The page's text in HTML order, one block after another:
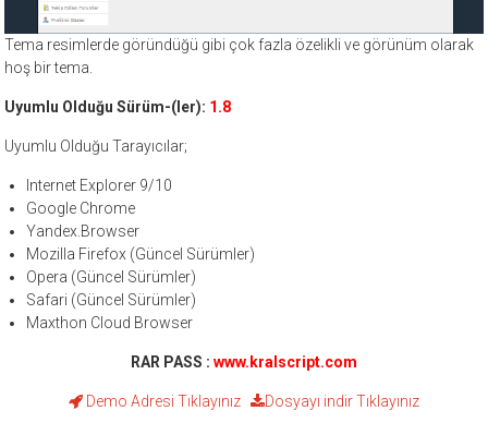
Tema resimlerde göründüğü gibi çok fazla özelikli ve görünüm olarak
hoş bir tema.
Uyumlu Olduğu Sürüm-(ler): 1.8
Uyumlu Olduğu Tarayıcılar;
Internet Explorer 9/10
Google Chrome
Yandex.Browser
Mozilla Firefox (Güncel Sürümler)
Opera (Güncel Sürümler)
Safari (Güncel Sürümler)
Maxthon Cloud Browser
RAR PASS : www.kralscript.com
Demo Adresi Tıklayınız Dosyayı indirTıklayınız